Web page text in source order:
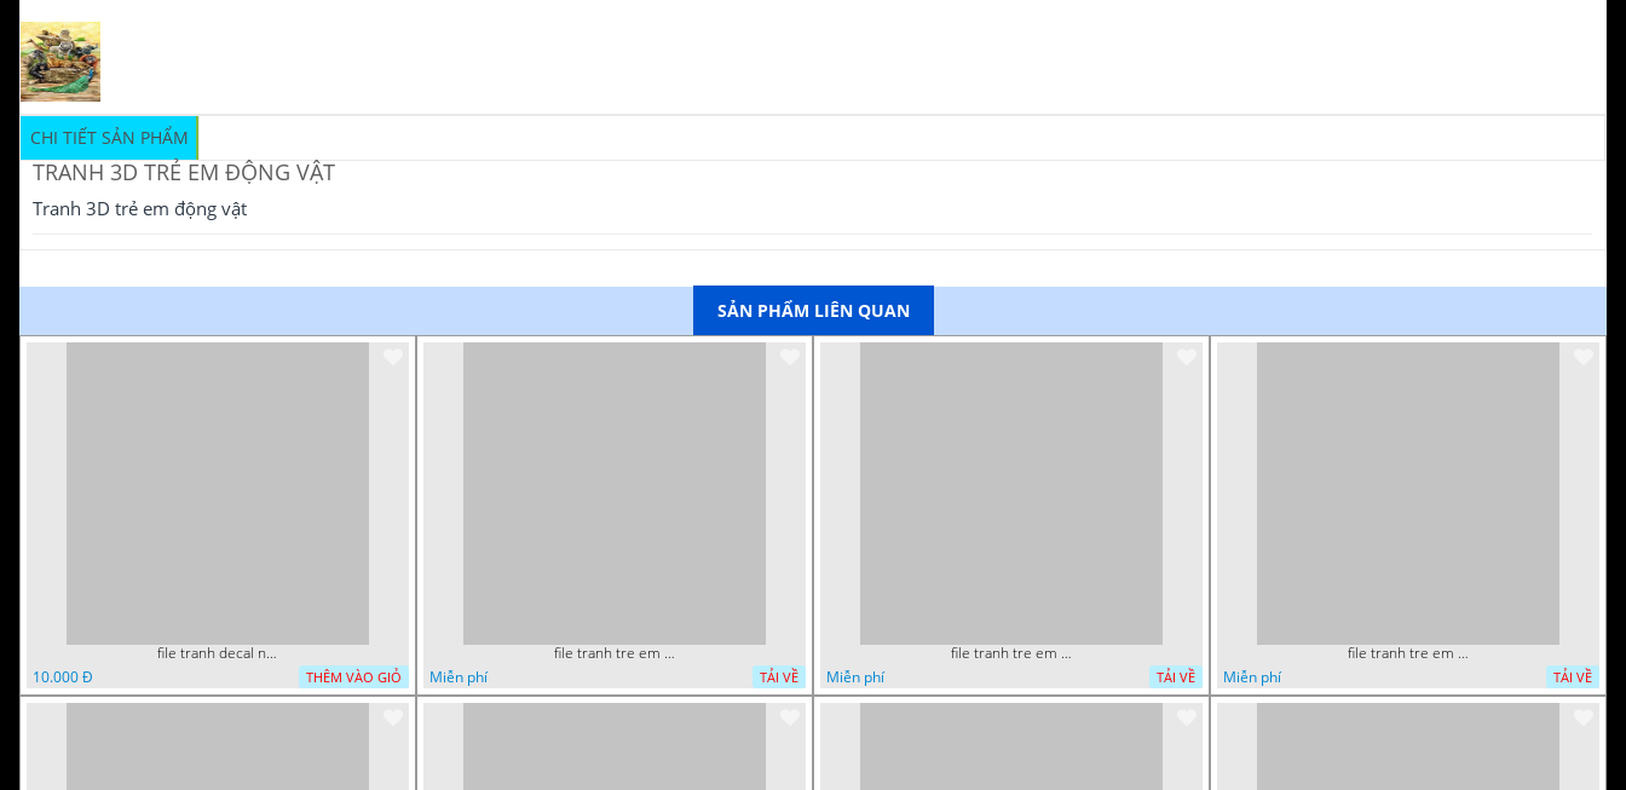
CHI TIẾT SẢN PHẨM
TRANH 3D TRẺ EM ĐỘNG VẬT
Tranh 3D trẻ em động vật
SẢN PHẨM LIÊN QUAN
file tranh decal noel huou nai cay thong giang sinh 28112024 h
10.000 Đ
THÊM VÀO GIỎ
file tranh tre em tieu hoc man non nguoi nhen 40
Miễn phí
TẢI VỀ
file tranh tre em tieu hoc man non nguoi nhen 36
Miễn phí
TẢI VỀ
file tranh tre em tieu hoc bia vo chuot nhay 16122022 vy
Miễn phí
TẢI VỀ